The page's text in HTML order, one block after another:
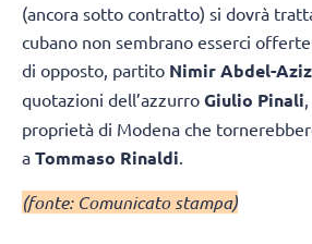
(ancora sotto contratto) si dovrà
cubano non sembrano esserci
di opposto, partito Nimir Abdel-Aziz
quotazioni dell’azzurro Giulio Pinali
proprietà di Modena che
a Tommaso Rinaldi
(fonte: Comunicato stampa)